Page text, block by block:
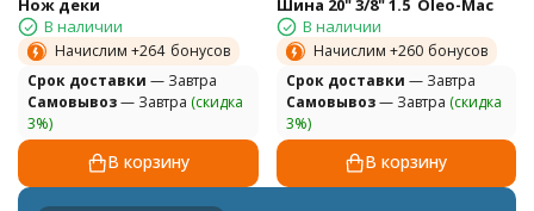
В наличии
Начислим +264 бонусов
Cрок доставки — Завтра
Самовывоз— Завтра (скидка
3%)
В корзину
В наличии
Начислим +260 бонусов
Cрок доставки — Завтра
Самовывоз— Завтра (скидка
3%)
В корзину